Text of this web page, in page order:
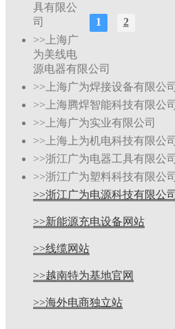
1 2
具有限公
司
>>上海广
为美线电
源电器有限公司
>>上海广为焊接设备有限公司
>>上海腾焊智能科技有限公司
>>上海广为实业有限公司
>>上海上为机电科技有限公司
>>浙江广为电器工具有限公司
>>浙江广为塑料科技有限公司
>>浙江广为电源科技有限公司
>>新能源充电设备网站
>>线缆网站
>>越南特为基地官网
>>海外电商独立站